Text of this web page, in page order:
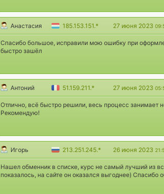
Анастасия 185.153.151.* 27 июня 2023
Спасибо большое, исправили мою ошибку при
быстро зашёл
Антоний 51.159.211.* 27 июня 2023
Отлично, всё быстро решили, весь процесс занимает
Рекомендую!
Игорь 213.251.245.* 26 июня 2023
Нашел обменник в списке, курс не самый лучший из
показалось, на сайте он оказался выгоднее) Спасибо